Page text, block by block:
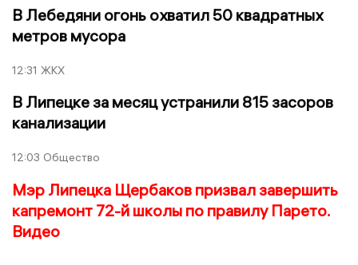
В Лебедяни огонь охватил 50 квадратных
метров мусора
12:31 ЖКХ
В Липецке за месяц устранили 815 засоров
канализации
12:03 Общество
Мэр Липецка Щербаков призвал завершить
капремонт 72-й школы по правилу Парето.
Видео